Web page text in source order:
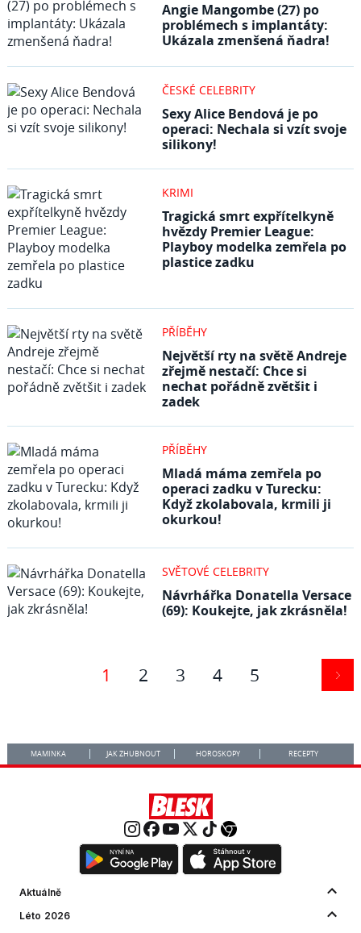
Angie Mangombe (27) po
problémech s implantáty:
Ukázala zmenšená ňadra!
ČESKÉ CELEBRITY
Sexy Alice Bendová je po
operaci: Nechala si vzít svoje
silikony!
KRIMI
Tragická smrt expřítelkyně
hvězdy Premier League:
Playboy modelka zemřela po
plastice zadku
PŘÍBĚHY
Největší rty na světě Andreje
zřejmě nestačí: Chce si
nechat pořádně zvětšit i
zadek
PŘÍBĚHY
Mladá máma zemřela po
operaci zadku v Turecku:
Když zkolabovala, krmili ji
okurkou!
SVĚTOVÉ CELEBRITY
Návrhářka Donatella Versace
(69): Koukejte, jak zkrásněla!
1 2 3 4 5
MAMINKA JAK ZHUBNOUT HOROSKOPY RECEPTY
Aktuálně
Léto 2026